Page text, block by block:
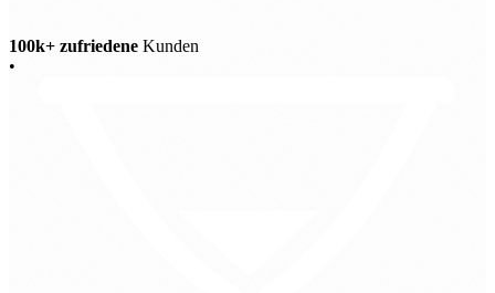
100k+ zufriedene Kunden
•